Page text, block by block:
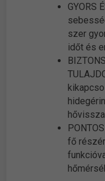
GYORS
szer
időt és
fő